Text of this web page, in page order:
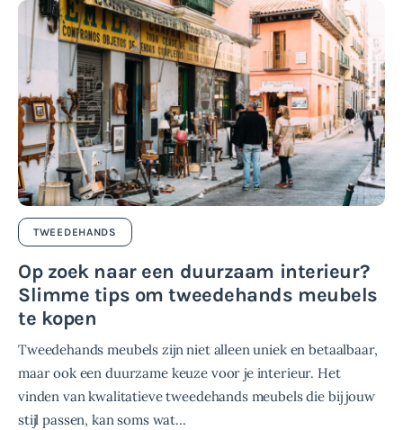
TWEEDEHANDS
Op zoek naar een duurzaam interieur?
Slimme tips om tweedehands meubels
te kopen
Tweedehands meubels zijn niet alleen uniek en betaalbaar,
maar ook een duurzame keuze voor je interieur. Het
vinden van kwalitatieve tweedehands meubels die bij jouw
stijl passen, kan soms wat…